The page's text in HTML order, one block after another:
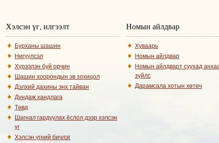
Хэлсэн үг, илгээлт
Бурханы шашин
Нигүүлсэл
Хүрээлэн буй орчин
Шашин хоорондын эв зохицол
Дэлхий дахины энх тайван
Дундаж хандлага
Төвд
Шагнал гардуулах ёслол дээр хэлсэн
үг
Хэлсэн үгний бичлэг
Номын айлдвар
Хуваарь
Номын айлдвар
Номын айлдварт суухад
зүйлс
Дарамсала хотын хөтөч